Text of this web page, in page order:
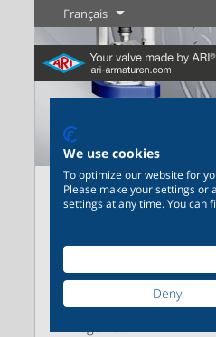
Français
Nouveautés
Industrie
l’industrie – Des systèmes
pour les applications
industrielles les plus
variées
Page d'accueil Produits
Affiche
Domaine d'utilisation
Régulation
We use cookies
To optimize our website for
Please make your settings or
settings at any time. You
Deny